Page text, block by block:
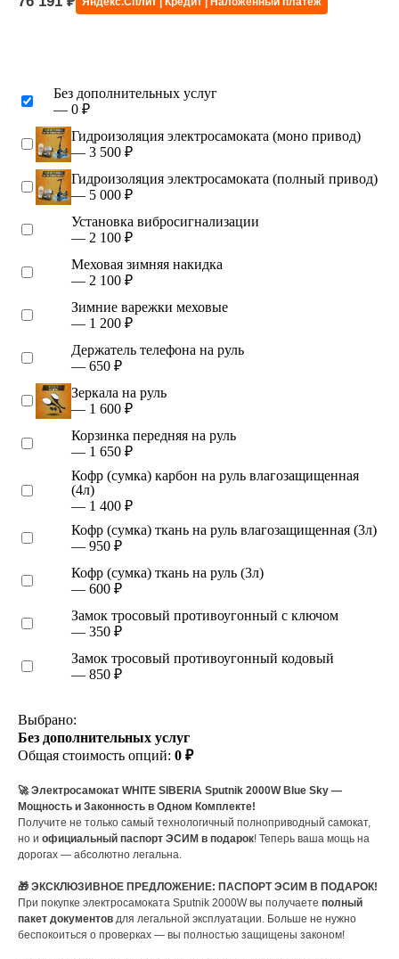
Без дополнительных услуг
— 0 ₽
Гидроизоляция электросамоката (моно привод)
— 3 500 ₽
Гидроизоляция электросамоката (полный привод)
— 5 000 ₽
Установка вибросигнализации
— 2 100 ₽
Меховая зимняя накидка
— 2 100 ₽
Зимние варежки меховые
— 1 200 ₽
Держатель телефона на руль
— 650 ₽
Зеркала на руль
— 1 600 ₽
Корзинка передняя на руль
— 1 650 ₽
Кофр (сумка) карбон на руль влагозащищенная
(4л)
— 1 400 ₽
Кофр (сумка) ткань на руль влагозащищенная (3л)
— 950 ₽
Кофр (сумка) ткань на руль (3л)
— 600 ₽
Замок тросовый противоугонный с ключом
— 350 ₽
Замок тросовый противоугонный кодовый
— 850 ₽
Выбрано:
Без дополнительных услуг
Общая стоимость опций: 0 ₽
🚀 Электросамокат WHITE SIBERIA Sputnik 2000W Blue Sky —
Мощность и Законность в Одном Комплекте!
Получите не только самый технологичный полноприводный самокат,
но и официальный паспорт ЭСИМ в подарок! Теперь ваша мощь на
дорогах — абсолютно легальна.
🎁 ЭКСКЛЮЗИВНОЕ ПРЕДЛОЖЕНИЕ: ПАСПОРТ ЭСИМ В ПОДАРОК!
При покупке электросамоката Sputnik 2000W вы получаете полный
пакет документов для легальной эксплуатации. Больше не нужно
беспокоиться о проверках — вы полностью защищены законом!